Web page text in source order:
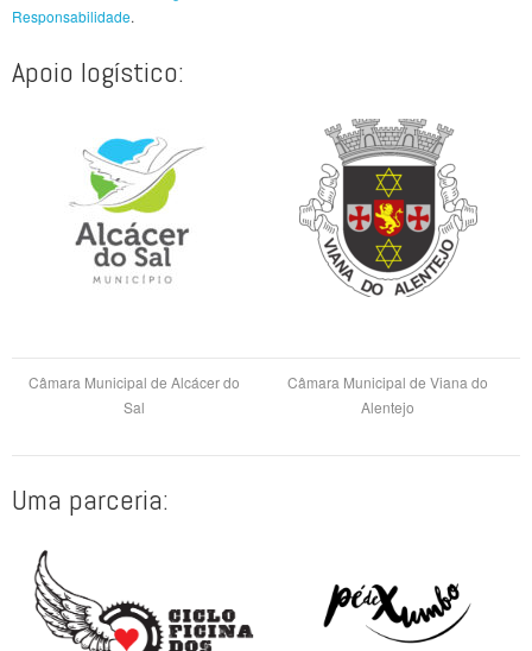
Responsabilidade.
Apoio logístico:
Câmara Municipal de Alcácer do
Sal
Câmara Municipal de Viana do
Alentejo
Uma parceria: